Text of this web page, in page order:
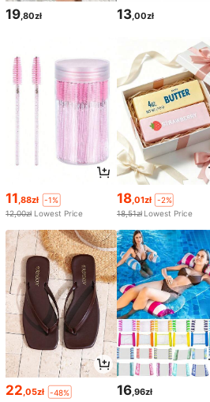
19,80zł 13,00zł
11 ,88zł
-1%
12,00zł Lowest Price
18,01zł
-2%
18,51zł Lowest Price
22 ,05zł
-48%
16,96zł